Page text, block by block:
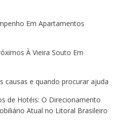
Em Apartamentos
À Vieira Souto Em
causas e quando procurar ajuda
de Hotéis: O Direcionamento
Atual no Litoral Brasileiro